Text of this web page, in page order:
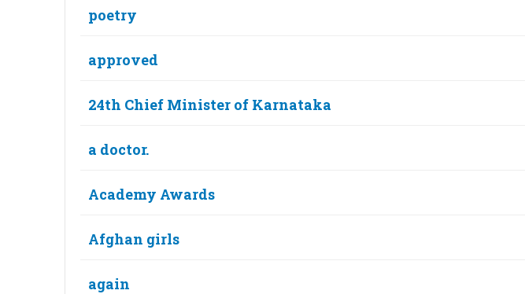
poetry
approved
24th Chief Minister of Karnataka
a doctor.
Academy Awards
Afghan girls
again